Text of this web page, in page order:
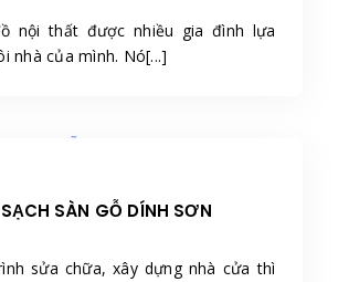
nội thất được nhiều gia đình lựa
nhà của mình. Nó[...]
SÀN GỖ DÍNH SƠN
sửa chữa, xây dựng nhà cửa thì